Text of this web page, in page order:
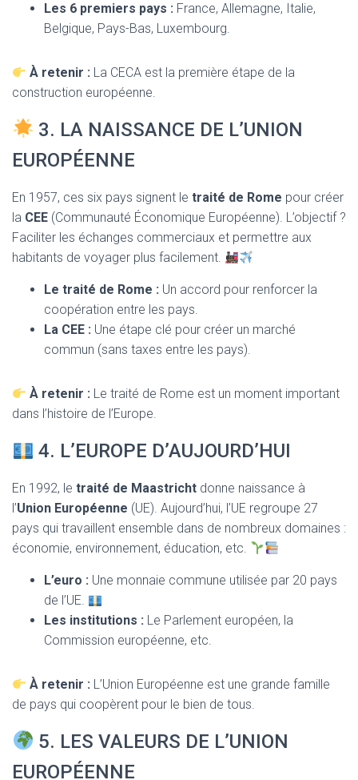
Les 6 premiers pays : France, Allemagne, Italie,
Belgique, Pays-Bas, Luxembourg.
À retenir : La CECA est la première étape de la
construction européenne.
3. LA NAISSANCE DE L’UNION
EUROPÉENNE
En 1957, ces six pays signent le traité de Rome pour créer
la CEE (Communauté Économique Européenne). L’objectif ?
Faciliter les échanges commerciaux et permettre aux
habitants de voyager plus facilement.
Le traité de Rome : Un accord pour renforcer la
coopération entre les pays.
La CEE : Une étape clé pour créer un marché
commun (sans taxes entre les pays).
À retenir : Le traité de Rome est un moment important
dans l’histoire de l’Europe.
4. L’EUROPE D’AUJOURD’HUI
En 1992, le traité de Maastricht donne naissance à
l’Union Européenne (UE). Aujourd’hui, l’UE regroupe 27
pays qui travaillent ensemble dans de nombreux domaines :
économie, environnement, éducation, etc.
L’euro : Une monnaie commune utilisée par 20 pays
de l’UE.
Les institutions : Le Parlement européen, la
Commission européenne, etc.
À retenir : L’Union Européenne est une grande famille
de pays qui coopèrent pour le bien de tous.
5. LES VALEURS DE L’UNION
EUROPÉENNE